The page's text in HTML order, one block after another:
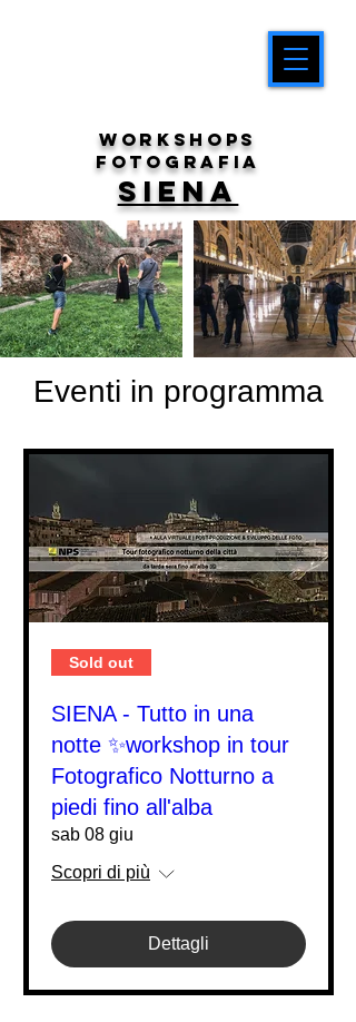
workshops
fotografia
SIENA
Eventi in programma
Sold out
SIENA - Tutto in una
notte ✨workshop in tour
Fotografico Notturno a
piedi fino all'alba
sab 08 giu
Scopri di più
Dettagli